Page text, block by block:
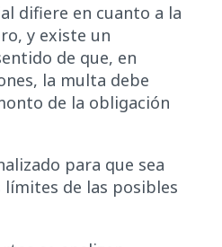
difiere en cuanto a la
y existe un
de que, en
la multa debe
de la obligación
para que sea
de las posibles